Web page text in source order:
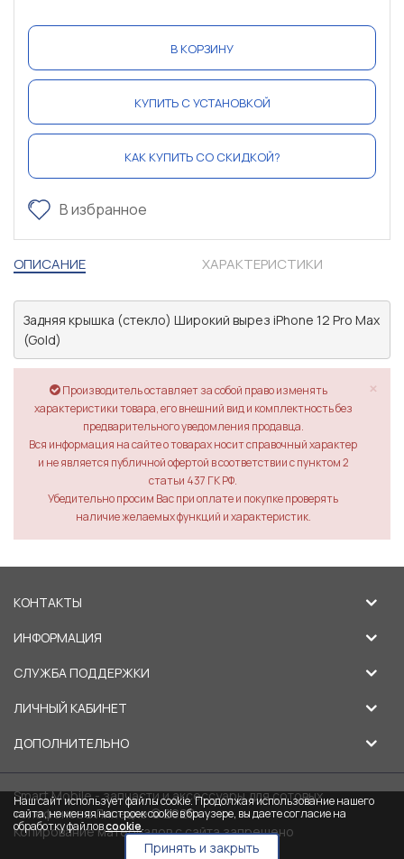
В КОРЗИНУ
КУПИТЬ С УСТАНОВКОЙ
КАК КУПИТЬ СО СКИДКОЙ?
В избранное
ОПИСАНИЕ ХАРАКТЕРИСТИКИ
Задняя крышка (стекло) Широкий вырез iPhone 12 Pro Max
(Gold)
×
Производитель оставляет за собой право изменять
характеристики товара, его внешний вид и комплектность без
предварительного уведомления продавца.
Вся информация на сайте о товарах носит справочный характер
и не является публичной офертой в соответствии с пунктом 2
статьи 437 ГК РФ.
Убедительно просим Вас при оплате и покупке проверять
наличие желаемых функций и характеристик.
КОНТАКТЫ
ИНФОРМАЦИЯ
СЛУЖБА ПОДДЕРЖКИ
ЛИЧНЫЙ КАБИНЕТ
ДОПОЛНИТЕЛЬНО
Smart Mobile - запчасти и аксессуары для сотовых
телефонов в Липецке © 2026
Копирование материалов с сайта запрещено
Наш сайт использует файлы cookie. Продолжая использование нашего
сайта, не меняя настроек cookie в браузере, вы даете согласие на
обработку файловcookie.
Принять и закрыть